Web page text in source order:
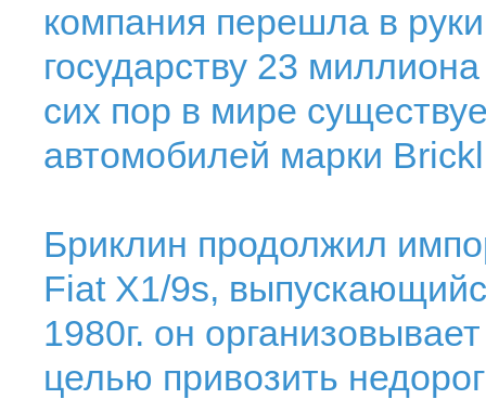
компания перешла в
государству 23
сих пор в мире
автомобилей марки
Бриклин продолжил
Fiat X1/9s,
1980г. он
целью привозить